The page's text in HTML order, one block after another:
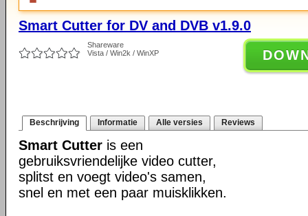
Smart Cutter for DV and DVB v1.9.0
Shareware
Vista / Win2k / WinXP
Beschrijving Informatie Alle versies Reviews
Smart Cutter is een
gebruiksvriendelijke video cutter,
splitst en voegt video's samen,
snel en met een paar muisklikken.